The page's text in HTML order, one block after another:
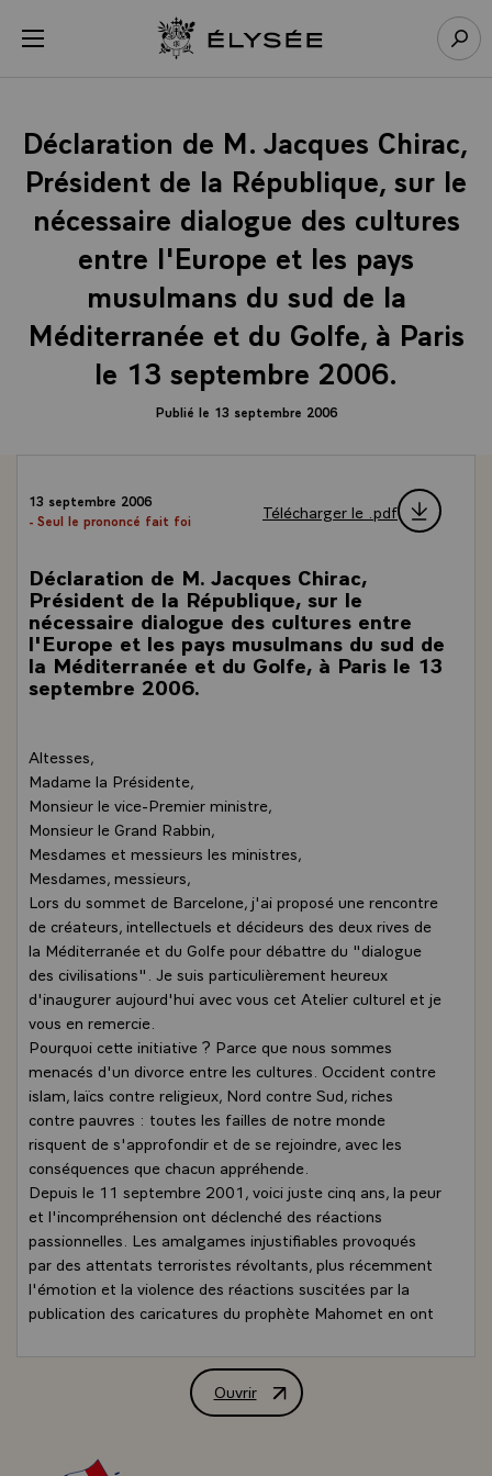
menu Retour à l’accueil Élysée
Déclaration de M. Jacques Chirac,
Président de la République, sur le
nécessaire dialogue des cultures
entre l'Europe et les pays
musulmans du sud de la
Méditerranée et du Golfe, à Paris
le 13 septembre 2006.
Publié le 13 septembre 2006
13 septembre 2006
- Seul le prononcé fait foi
Télécharger le .pdf
Déclaration de M. Jacques Chirac,
Président de la République, sur le
nécessaire dialogue des cultures entre
l'Europe et les pays musulmans du sud de
la Méditerranée et du Golfe, à Paris le 13
septembre 2006.
Altesses,
Madame la Présidente,
Monsieur le vice-Premier ministre,
Monsieur le Grand Rabbin,
Mesdames et messieurs les ministres,
Mesdames, messieurs,
Lors du sommet de Barcelone, j'ai proposé une rencontre
de créateurs, intellectuels et décideurs des deux rives de
la Méditerranée et du Golfe pour débattre du "dialogue
des civilisations". Je suis particulièrement heureux
d'inaugurer aujourd'hui avec vous cet Atelier culturel et je
vous en remercie.
Pourquoi cette initiative ? Parce que nous sommes
menacés d'un divorce entre les cultures. Occident contre
islam, laïcs contre religieux, Nord contre Sud, riches
contre pauvres : toutes les failles de notre monde
risquent de s'approfondir et de se rejoindre, avec les
conséquences que chacun appréhende.
Depuis le 11 septembre 2001, voici juste cinq ans, la peur
et l'incompréhension ont déclenché des réactions
passionnelles. Les amalgames injustifiables provoqués
par des attentats terroristes révoltants, plus récemment
l'émotion et la violence des réactions suscitées par la
publication des caricatures du prophète Mahomet en ont
du ressentiment affecte particulièrement notre espace
commun. Marqué par la diversité des héritages, des
dont la violence vient encore de s'illustrer de façon
Ouvrir
Déclaration de M. Jacques Chirac,
Panneau de gestion des cookies